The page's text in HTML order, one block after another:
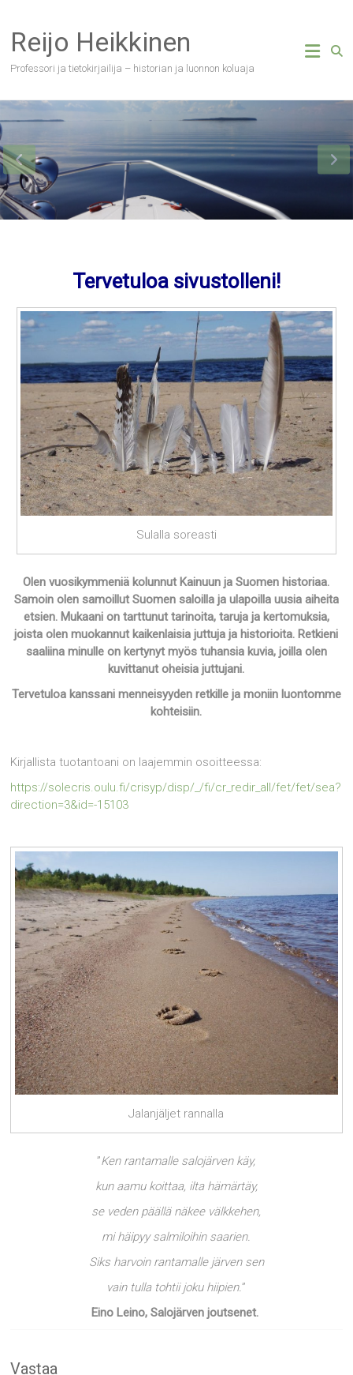
content
Reijo Heikkinen
Professori ja tietokirjailija – historian ja luonnon koluaja
Tervetuloa sivustolleni!
Sulalla soreasti
Olen vuosikymmeniä kolunnut Kainuun ja Suomen historiaa.
Samoin olen samoillut Suomen saloilla ja ulapoilla uusia aiheita
etsien. Mukaani on tarttunut tarinoita, taruja ja kertomuksia,
joista olen muokannut kaikenlaisia juttuja ja historioita. Retkieni
saaliina minulle on kertynyt myös tuhansia kuvia, joilla olen
kuvittanut oheisia juttujani.
Tervetuloa kanssani menneisyyden retkille ja moniin luontomme
kohteisiin.
Kirjallista tuotantoani on laajemmin osoitteessa:
https://solecris.oulu.fi/crisyp/disp/_/fi/cr_redir_all/fet/fet/sea?
direction=3&id=-15103
Jalanjäljet rannalla
”Ken rantamalle salojärven käy,
kun aamu koittaa, ilta hämärtäy,
se veden päällä näkee välkkehen,
mi häipyy salmiloihin saarien.
Siks harvoin rantamalle järven sen
vain tulla tohtii joku hiipien.”
Eino Leino, Salojärven joutsenet.
Vastaa